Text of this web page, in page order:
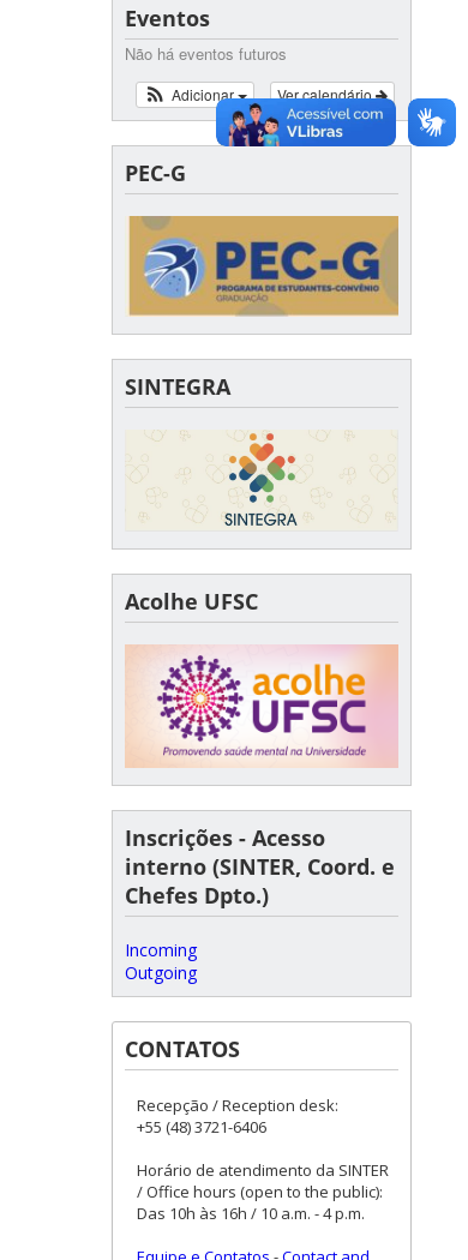
Eventos
Não há eventos futuros
Ver calendário
Adicionar
PEC-G
SINTEGRA
Acolhe UFSC
Inscrições - Acesso
interno (SINTER, Coord. e
Chefes Dpto.)
Incoming
Outgoing
CONTATOS
Recepção / Reception desk:
+55 (48) 3721-6406
Horário de atendimento da SINTER
/ Office hours (open to the public):
Das 10h às 16h / 10 a.m. - 4 p.m.